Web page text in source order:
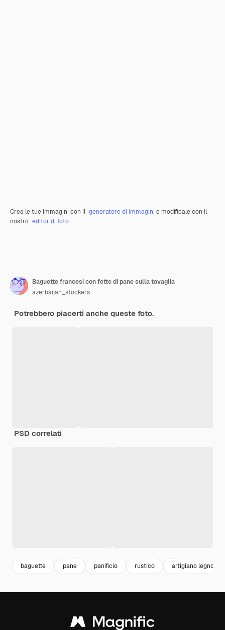
Crea le tue immagini con il generatore di immagini e modificale con il
nostro editor di foto.
Baguette francesi con fette di pane sulla tovaglia
azerbaijan_stockers
Potrebbero piacerti anche queste foto.
PSD correlati
baguette pane panificio rustico artigiano legno